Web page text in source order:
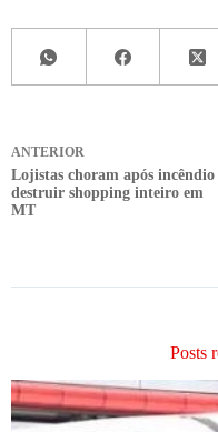
ANTERIOR
Lojistas choram após incêndio
destruir shopping inteiro em
MT
Posts